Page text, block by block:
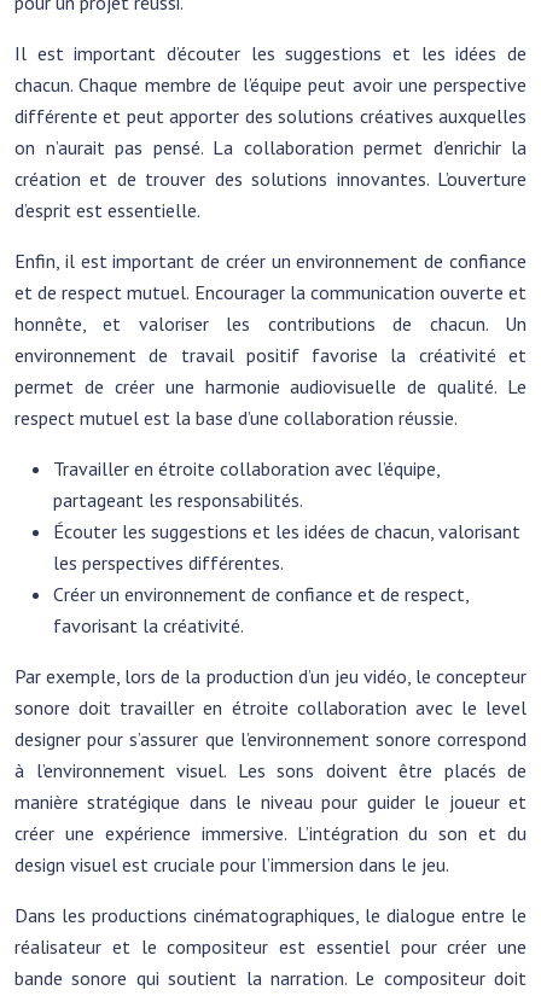
Il est important d’écouter les suggestions et les idées de
chacun. Chaque membre de l’équipe peut avoir une perspective
différente et peut apporter des solutions créatives auxquelles
on n’aurait pas pensé. La collaboration permet d’enrichir la
création et de trouver des solutions innovantes. L’ouverture
d’esprit est essentielle.
Enfin, il est important de créer un environnement de confiance
et de respect mutuel. Encourager la communication ouverte et
honnête, et valoriser les contributions de chacun. Un
environnement de travail positif favorise la créativité et
permet de créer une harmonie audiovisuelle de qualité. Le
respect mutuel est la base d’une collaboration réussie.
Travailler en étroite collaboration avec l’équipe,
partageant les responsabilités.
Écouter les suggestions et les idées de chacun, valorisant
les perspectives différentes.
Créer un environnement de confiance et de respect,
favorisant la créativité.
Par exemple, lors de la production d’un jeu vidéo, le concepteur
sonore doit travailler en étroite collaboration avec le level
designer pour s’assurer que l’environnement sonore correspond
à l’environnement visuel. Les sons doivent être placés de
manière stratégique dans le niveau pour guider le joueur et
créer une expérience immersive. L’intégration du son et du
design visuel est cruciale pour l’immersion dans le jeu.
Dans les productions cinématographiques, le dialogue entre le
réalisateur et le compositeur est essentiel pour créer une
bande sonore qui soutient la narration. Le compositeur doit